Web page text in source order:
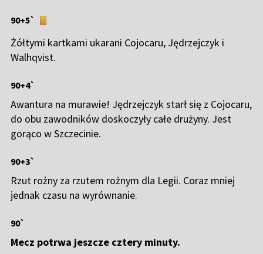
90+5`
Żółtymi kartkami ukarani Cojocaru, Jędrzejczyk i
Walhqvist.
90+4`
Awantura na murawie! Jędrzejczyk starł się z Cojocaru,
do obu zawodników doskoczyły całe drużyny. Jest
gorąco w Szczecinie.
90+3`
Rzut rożny za rzutem rożnym dla Legii. Coraz mniej
jednak czasu na wyrównanie.
90`
Mecz potrwa jeszcze cztery minuty.